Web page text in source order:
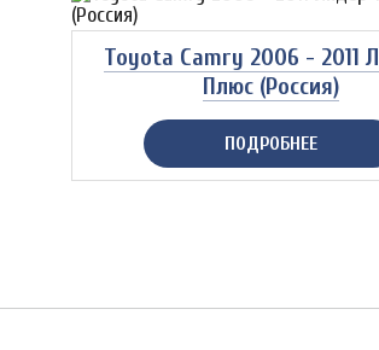
Toyota Camry 2006 - 2011
Плюс (Россия)
ПОДРОБНЕЕ